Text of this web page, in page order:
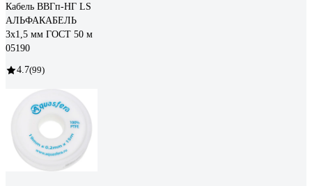
Кабель ВВГп-НГ LS
АЛЬФАКАБЕЛЬ
3х1,5 мм ГОСТ 50 м
05190
4.7(99)